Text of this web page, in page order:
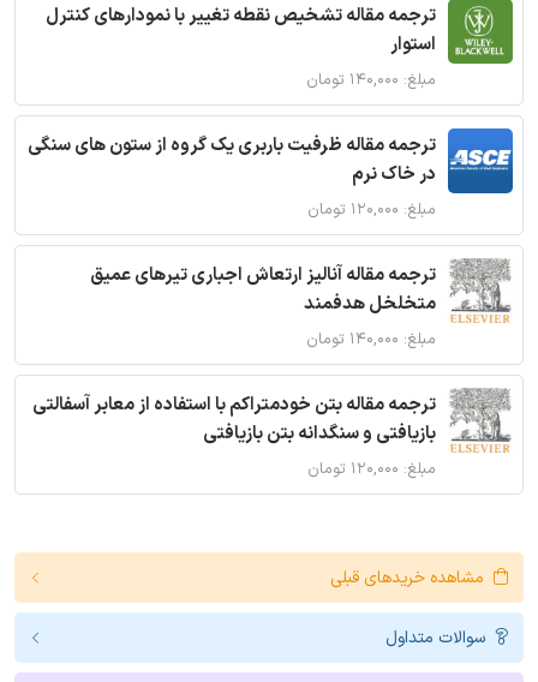
ترجمه مقاله تشخیص نقطه تغییر با نمودارهای کنترل
استوار
مبلغ: ۱۴۰,۰۰۰ تومان
ترجمه مقاله ظرفیت باربری یک گروه از ستون های سنگی
در خاک نرم
مبلغ: ۱۲۰,۰۰۰ تومان
ترجمه مقاله آنالیز ارتعاش اجباری تیرهای عمیق
متخلخل هدفمند
مبلغ: ۱۴۰,۰۰۰ تومان
ترجمه مقاله بتن خودمتراکم با استفاده از معابر آسفالتی
بازیافتی و سنگدانه بتن بازیافتی
مبلغ: ۱۲۰,۰۰۰ تومان
مشاهده خریدهای قبلی
سوالات متداول